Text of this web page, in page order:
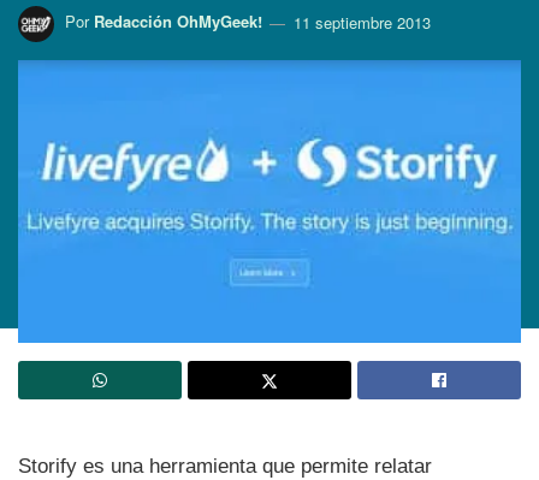
Por Redacción OhMyGeek! 11 septiembre 2013
Storify es una herramienta que permite relatar